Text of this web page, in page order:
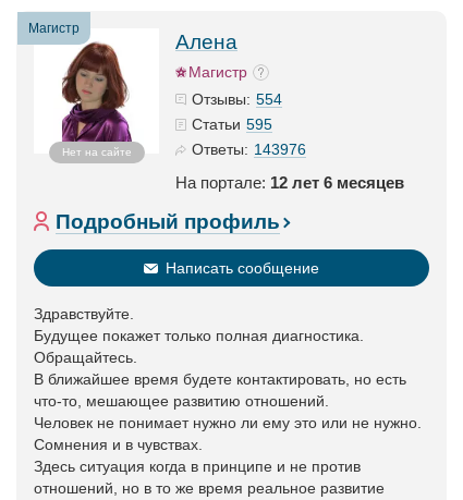
Магистр
Нет на сайте
Алена
Магистр
Отзывы: 554
Статьи 595
Ответы: 143976
На портале: 12 лет 6 месяцев
Подробный профиль
Написать сообщение
Здравствуйте.
Будущее покажет только полная диагностика.
Обращайтесь.
В ближайшее время будете контактировать, но есть
что-то, мешающее развитию отношений.
Человек не понимает нужно ли ему это или не нужно.
Сомнения и в чувствах.
Здесь ситуация когда в принципе и не против
отношений, но в то же время реальное развитие